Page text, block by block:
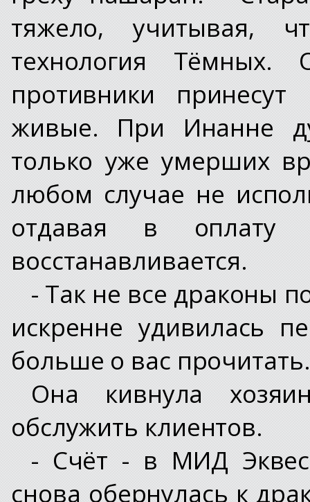
тяжело, учитывая,
технология
противники
живые. При Инанне
только уже умерших
любом случае не
отдавая в
восстанавливается.
- Так не все драконы
искренне удивилась
больше о вас
Она кивнула
обслужить клиентов.
- Счёт - в МИД
снова обернулась к